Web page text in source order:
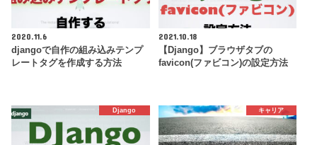
2020.11.6
djangoで自作の組み込みテンプ
レートタグを作成する方法
2021.10.18
【Django】ブラウザタブの
favicon(ファビコン)の設定方法
Django キャリア